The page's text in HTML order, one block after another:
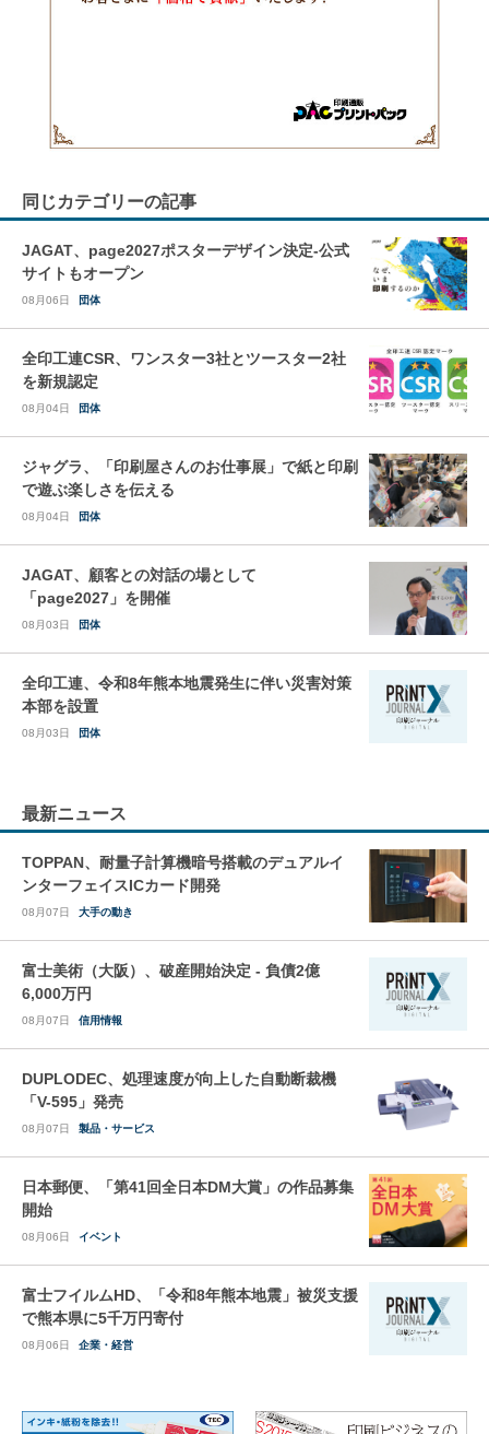
同じカテゴリーの記事
JAGAT、page2027ポスターデザイン決定-公式
サイトもオープン
08月06日 団体
全印工連CSR、ワンスター3社とツースター2社
を新規認定
08月04日 団体
ジャグラ、「印刷屋さんのお仕事展」で紙と印刷
で遊ぶ楽しさを伝える
08月04日 団体
JAGAT、顧客との対話の場として
「page2027」を開催
08月03日 団体
全印工連、令和8年熊本地震発生に伴い災害対策
本部を設置
08月03日 団体
最新ニュース
TOPPAN、耐量子計算機暗号搭載のデュアルイ
ンターフェイスICカード開発
08月07日 大手の動き
富士美術（大阪）、破産開始決定 - 負債2億
6,000万円
08月07日 信用情報
DUPLODEC、処理速度が向上した自動断裁機
「V-595」発売
08月07日 製品・サービス
日本郵便、「第41回全日本DM大賞」の作品募集
開始
08月06日 イベント
富士フイルムHD、「令和8年熊本地震」被災支援
で熊本県に5千万円寄付
08月06日 企業・経営